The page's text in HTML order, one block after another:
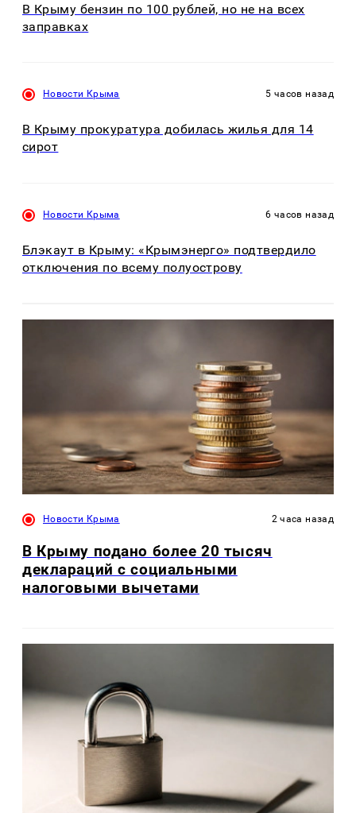
В Крыму бензин по 100 рублей, но не на всех
заправках
Новости Крыма 5 часов назад
В Крыму прокуратура добилась жилья для 14
сирот
Новости Крыма 6 часов назад
Блэкаут в Крыму: «Крымэнерго» подтвердило
отключения по всему полуострову
Новости Крыма 2 часа назад
В Крыму подано более 20 тысяч
деклараций с социальными
налоговыми вычетами